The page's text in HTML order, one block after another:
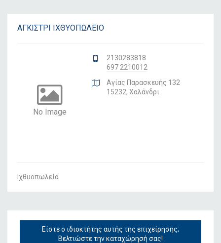
ΑΓΚΙΣΤΡΙ ΙΧΘΥΟΠΩΛΕΙΟ
No Image
2130283818
697 2210012
Αγίας Παρασκευής 132
15232, Χαλάνδρι
Ιχθυοπωλεία
Είστε ο ιδιοκτήτης αυτής της επιχείρησης;
Βελτιώστε την καταχώρησή σας!